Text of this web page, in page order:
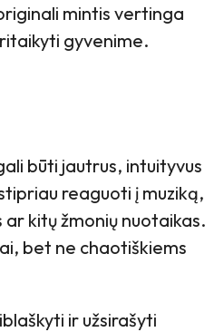
mintis vertinga
gyvenime.
būti jautrus, intuityvus
reaguoti į muziką,
ar kitų žmonių nuotaikas.
bet ne chaotiškiems
ir užsirašyti